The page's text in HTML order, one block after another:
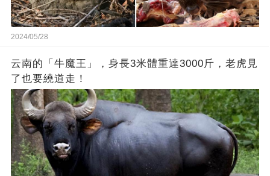
2024/05/28
云南的「牛魔王」，身長3米體重達3000斤，老虎見
了也要繞道走！